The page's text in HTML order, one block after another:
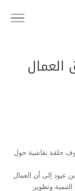
حلقة نقاشية حول
عبود إلى أن العمال
وتطوير